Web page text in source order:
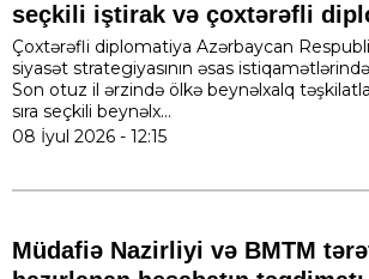
seçkili iştirak və çoxtərəfli
Çoxtərəfli diplomatiya Azərbaycan
siyasət strategiyasının əsas
Son otuz il ərzində ölkə beynəlxalq
sıra seçkili beynəlx...
08 İyul 2026 - 12:15
Müdafiə Nazirliyi və BMTM